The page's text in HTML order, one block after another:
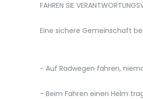
FAHREN SIE
Eine sichere Gemeinschaft
- Auf Radwegen fahren,
- Beim Fahren einen Helm